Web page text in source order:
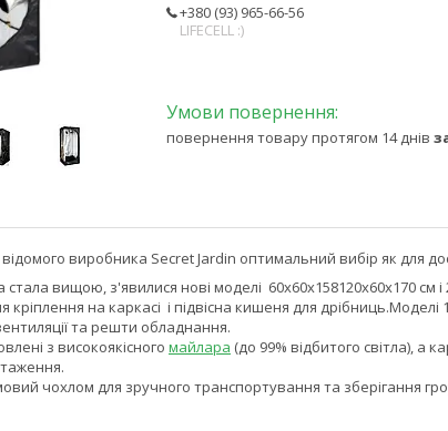
+380 (93) 965-66-56
LIFECELL :)
повернення товару протягом 14 днів
виробника Secret Jardin оптимальний вибір як для
стала вищою, з'явилися нові моделі 60х60х158120x60x170 см
кріплення на каркасі і підвісна кишеня для дрібниць.Моделі
та решти обладнання.
з високоякісного майлара (до 99% відбитого світла), а
чохлом для зручного транспортування та зберігання